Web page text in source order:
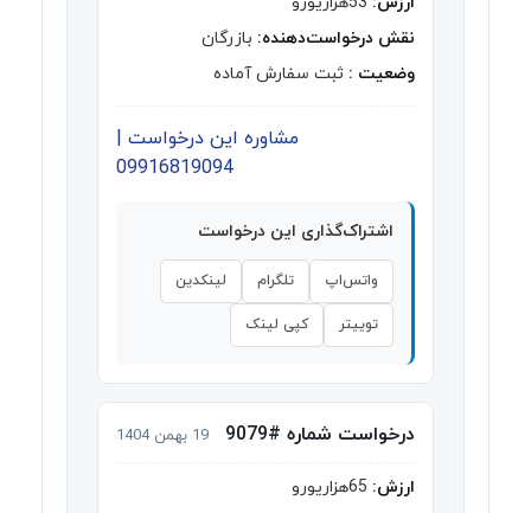
نقش درخواست‌دهنده: بازرگان
وضعیت : ثبت سفارش آماده
مشاوره این درخواست |
09916819094
اشتراک‌گذاری این درخواست
واتس‌اپ تلگرام لینکدین
توییتر کپی لینک
درخواست شماره #9079 19 بهمن 1404
ارزش: